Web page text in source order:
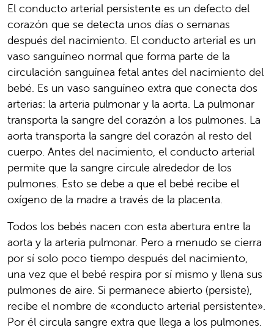
El conducto arterial persistente es un defecto del
corazón que se detecta unos días o semanas
después del nacimiento. El conducto arterial es un
vaso sanguíneo normal que forma parte de la
circulación sanguínea fetal antes del nacimiento del
bebé. Es un vaso sanguíneo extra que conecta dos
arterias: la arteria pulmonar y la aorta. La pulmonar
transporta la sangre del corazón a los pulmones. La
aorta transporta la sangre del corazón al resto del
cuerpo. Antes del nacimiento, el conducto arterial
permite que la sangre circule alrededor de los
pulmones. Esto se debe a que el bebé recibe el
oxígeno de la madre a través de la placenta.
Todos los bebés nacen con esta abertura entre la
aorta y la arteria pulmonar. Pero a menudo se cierra
por sí solo poco tiempo después del nacimiento,
una vez que el bebé respira por sí mismo y llena sus
pulmones de aire. Si permanece abierto (persiste),
recibe el nombre de «conducto arterial persistente».
Por él circula sangre extra que llega a los pulmones.